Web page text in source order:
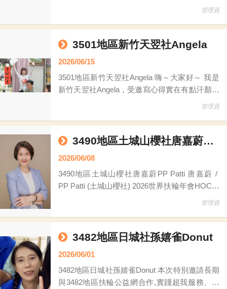
候，改變一個人的生活，不一定要做一件驚天動
一張床、一台輪椅、一批孩子需要的文具；對扶
輪人來說，是閒置的資源，對另一個人來說，卻
是為了掌聲，而是因為看見需要，所以願意伸出
手。 今年，扶
管理員
3501地區新竹天翌社Angela
2026/06/15
3501地區新竹天翌社Angela 嗨～大家好～ 我是
新竹天翌社Angela，受邀寫心得實在有點汗顏，
因為從2年前加入公益網到現在，出席次數10根
路： 2024/9月 接獲PP Transcend邀請擔任扶輪
公益網的委員，參加一次例會，對於公益網事務
管理員
3490地區土城山櫻社唐嘉蔚PP Patti
2026/06/08
3490地區土城山櫻社唐嘉蔚PP Patti 唐嘉蔚 /
PP Patti (土城山櫻社) 2026世界扶輪年會HOC籌
｜國際扶輪3490地區主題館 打卡送好禮 2026國
際扶輪年會將於 6月
管理員
3482地區日城社孫嬉雀Donut
2026/06/01
3482地區日城社孫嬉雀Donut 本次特別邀請長期
與3482地區扶輪公益網合作,實踐超我服務、愛